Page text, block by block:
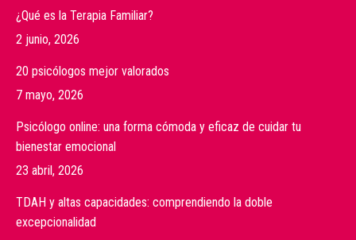
¿Qué es la Terapia Familiar?
2 junio, 2026
20 psicólogos mejor valorados
7 mayo, 2026
Psicólogo online: una forma cómoda y eficaz de cuidar tu
bienestar emocional
23 abril, 2026
TDAH y altas capacidades: comprendiendo la doble
excepcionalidad